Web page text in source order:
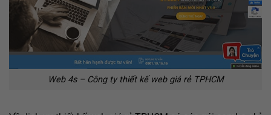
Web 4s – Công ty thiết kế web giá rẻ TPHCM